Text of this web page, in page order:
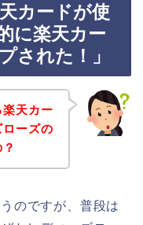
カードが使
に楽天カー
された！」
天カー
ローズの
のですが、普段は